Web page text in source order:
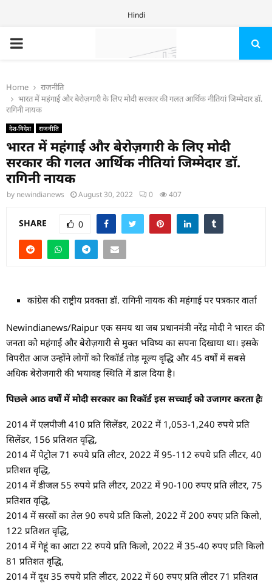
Hindi
PRIMARY
Home
राजनीति
भारत में महंगाई और बेरोज़गारी के लिए मोदी सरकार की गलत आर्थिक नीतियां जिम्मेदार डॉ.
रागिनी नायक
देश-विदेश राजनीति
भारत में महंगाई और बेरोज़गारी के लिए मोदी
सरकार की गलत आर्थिक नीतियां जिम्मेदार डॉ.
रागिनी नायक
by newindianews August 30, 2022 0 407
SHARE 0
कांग्रेस की राष्ट्रीय प्रवक्ता डॉ. रागिनी नायक की महंगाई पर पत्रकार वार्ता
Newindianews/Raipur एक समय था जब प्रधानमंत्री नरेंद्र मोदी ने भारत की
जनता को महंगाई और बेरोज़गारी से मुक्त भविष्य का सपना दिखाया था। इसके
विपरीत आज उन्होंने लोगों को रिकॉर्ड तोड़ मूल्य वृद्धि और 45 वर्षों में सबसे
अधिक बेरोजगारी की भयावह स्थिति में डाल दिया है।
पिछले आठ वर्षों में मोदी सरकार का रिकॉर्ड इस सच्चाई को उजागर करता हैः
2014 में एलपीजी 410 प्रति सिलेंडर, 2022 में 1,053-1,240 रुपये प्रति
सिलेंडर, 156 प्रतिशत वृद्धि,
2014 में पेट्रोल 71 रुपये प्रति लीटर, 2022 में 95-112 रुपये प्रति लीटर, 40
प्रतिशत वृद्धि,
2014 में डीजल 55 रुपये प्रति लीटर, 2022 में 90-100 रुपए प्रति लीटर, 75
प्रतिशत वृद्धि,
2014 में सरसों का तेल 90 रुपये प्रति किलो, 2022 में 200 रुपए प्रति किलो,
122 प्रतिशत वृद्धि,
2014 में गेहूं का आटा 22 रुपये प्रति किलो, 2022 में 35-40 रुपए प्रति किलो
81 प्रतिशत वृद्धि,
2014 में दूध 35 रुपये प्रति लीटर, 2022 में 60 रुपए प्रति लीटर 71 प्रतिशत